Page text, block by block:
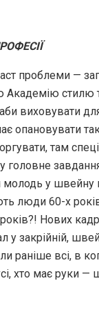
проблеми —
Академію стилю
виховувати
опановувати
там
головне
у швейну
люди 60-х
Нових
у закрійній,
раніше всі, в
хто має руки —